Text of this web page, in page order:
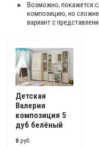
Возможно, покажется
композицию, но
вариант с
Детская
Валерия
композиция 5
дуб белёный
0 руб.